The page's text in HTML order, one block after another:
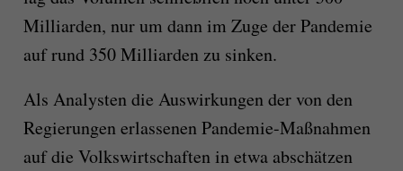
Milliarden, nur um dann im Zuge der Pandemie
auf rund 350 Milliarden zu sinken.
Als Analysten die Auswirkungen der von den
Regierungen erlassenen Pandemie-Maßnahmen
auf die Volkswirtschaften in etwa abschätzen